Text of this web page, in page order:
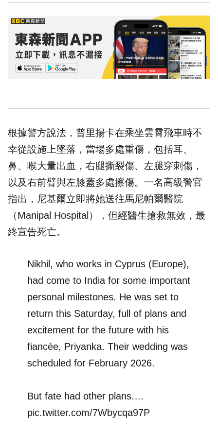
根據警方說法，普里揚卡在乘坐雲霄飛車時不
幸從設施上墜落，當場多處重傷，包括耳、
鼻、喉大量出血，右腿撕裂傷、左腿穿刺傷，
以及右前臂與左膝蓋多處擦傷。一名高級警官
指出，尼基爾立即將她送往馬尼帕爾醫院
（Manipal Hospital），但經醫生搶救無效，最
終宣告死亡。
Nikhil, who works in Cyprus (Europe),
had come to India for some important
personal milestones. He was set to
return this Saturday, full of plans and
excitement for the future with his
fiancée, Priyanka. Their wedding was
scheduled for February 2026.
But fate had other plans.…
pic.twitter.com/7Wbycqa97P